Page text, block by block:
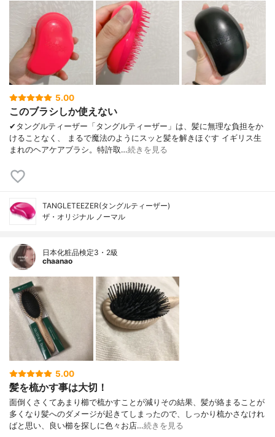
5.00
このブラシしか使えない
✔︎タングルティーザー「タングルティーザー」は、髪に無理な負担をか
けることなく、 まるで魔法のようにスッと髪を解きほぐす イギリス生
まれのヘアケアブラシ。特許取…続きを見る
TANGLETEEZER(タングルティーザー)
ザ・オリジナル ノーマル
日本化粧品検定3・2級
chaanao
5.00
髪を梳かす事は大切！
面倒くさくてあまり櫛で梳かすことが減りその結果、髪が絡まることが
多くなり髪へのダメージが起きてしまったので、しっかり梳かさなけれ
ばと思い、良い櫛を探しに色々お店…続きを見る